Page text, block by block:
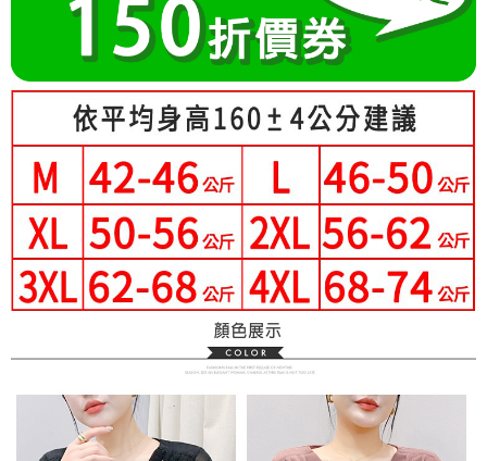
1.分期款項不併入電信帳單，「大哥付你分期」於每月結算日後寄送繳費提
2.透過簡訊連結打開帳單後，可選擇「超商條碼／台灣大直營門市／銀行轉
帳／街口支付／iPASS MONEY」等通路繳費。
【注意事項】
1.本服務係由「台灣大哥大股份有限公司」（以下簡稱本公司）所提供，讓
用戶於交易時，得透過本服務購買商品或服務，並由商店將買賣／分期付款
買賣價金債權讓與本公司後，依約使用本公司帳單繳交帳款。
2.基於同意付款使用「大哥付你分期」之契約關係目的，商店將以您的個人
資料（包含姓名、電話或地址）提供予台灣大哥大進項蒐集、處理及利用，
由本公司與您本人進行分期帳單所需資料之確認、核對及更正。
3.完整用戶服務條款，請詳閱以下連結：https://oppay.tw/userRule
【「AFTEE先享後付」結帳流程】
１．於結帳方式選擇「AFTEE先享後付」後，將跳轉至「AFTEE先享後付」
結帳頁面，進行簡訊認證並確認金額後，即可完成結帳。
２．訂單成立數日內，您將收到繳費通知簡訊。
ATM／網路銀行／等多元方式進行付款，方視為交易完成。
※ 請注意：結帳手續完成當下不需立刻繳費，但若您需要取消訂單，請聯絡
後付繳納相關費用。
※ 交易是否成功請以「AFTEE先享後付 」之結帳頁面顯示為準，若有關於
是否繳費成功／繳費後需取消欲退款等相關疑問，請聯繫「AFTEE先享後付
客戶支援中心」 https://netprotections.freshdesk.com/support/home
【注意事項】
１．透過由恩沛科技股份有限公司提供之「AFTEE先享後付」服務完成之交
易，需依本服務之必要範圍內提供個人資料，並將交易相關給付款項請求債
權轉讓予恩沛科技股份有限公司。
２．關於個人資料處理事宜，請瀏覽以下網址：
https://aftee.tw/terms/#terms3
３．未成年的使用者請事先徵得法定代理人或監護人之同意方可使用
「AFTEE先享後付」，若未經同意申辦者引起之損失，本公司不負相關責
４．使用「AFTEE先享後付」時，將依據個別帳號之用戶狀況，依本公司即
運送方式
全家付款取貨
每筆NT$80，滿NT$699(含以上)免運費
付款後全家取貨
每筆NT$80，滿NT$699(含以上)免運費
付款後萊爾富取貨
每筆NT$80，滿NT$699(含以上)免運費
7-11付款取貨
每筆NT$80，滿NT$699(含以上)免運費
每筆NT$80，滿NT$699(含以上)免運費
每筆NT$70，滿NT$699(含以上)免運費